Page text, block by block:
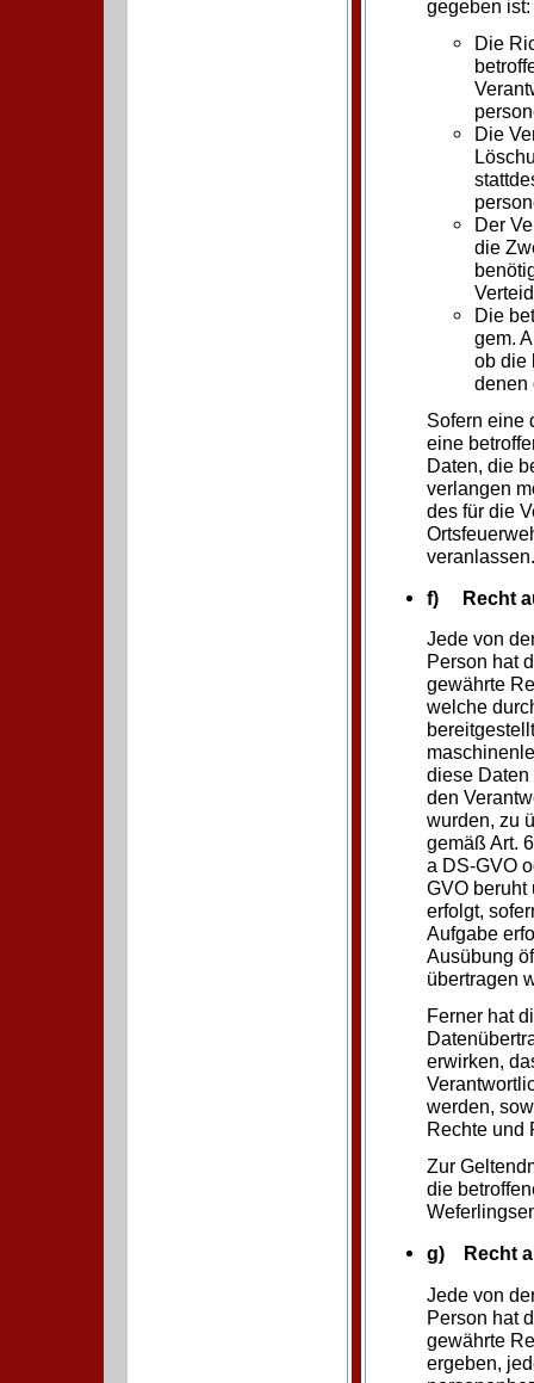
gegeben ist:
Die
Die
Der
die
Die
gem.
ob die
denen
Sofern eine
eine
Daten, die
verlangen
des für die
veranlassen.
f) Recht
Jede von
Person hat
gewährte
welche
diese
den
wurden, zu
gemäß Art.
a DS-GVO
GVO beruht
erfolgt,
Aufgabe
Ausübung
übertragen
Ferner hat
erwirken,
werden,
Rechte und
Zur
die
g) Recht
Jede von
Person hat
gewährte
ergeben,